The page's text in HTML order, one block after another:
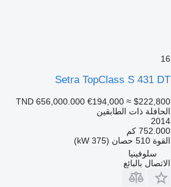
16
Setra TopClass S 431 DT
TND 656,000.000 €194,000 ≈ $222,800
الحافلة ذات الطابقين
2014
752.000 كم
القوة 510 حصان (375 kW)
سلوفينيا
الاتصال بالبائع